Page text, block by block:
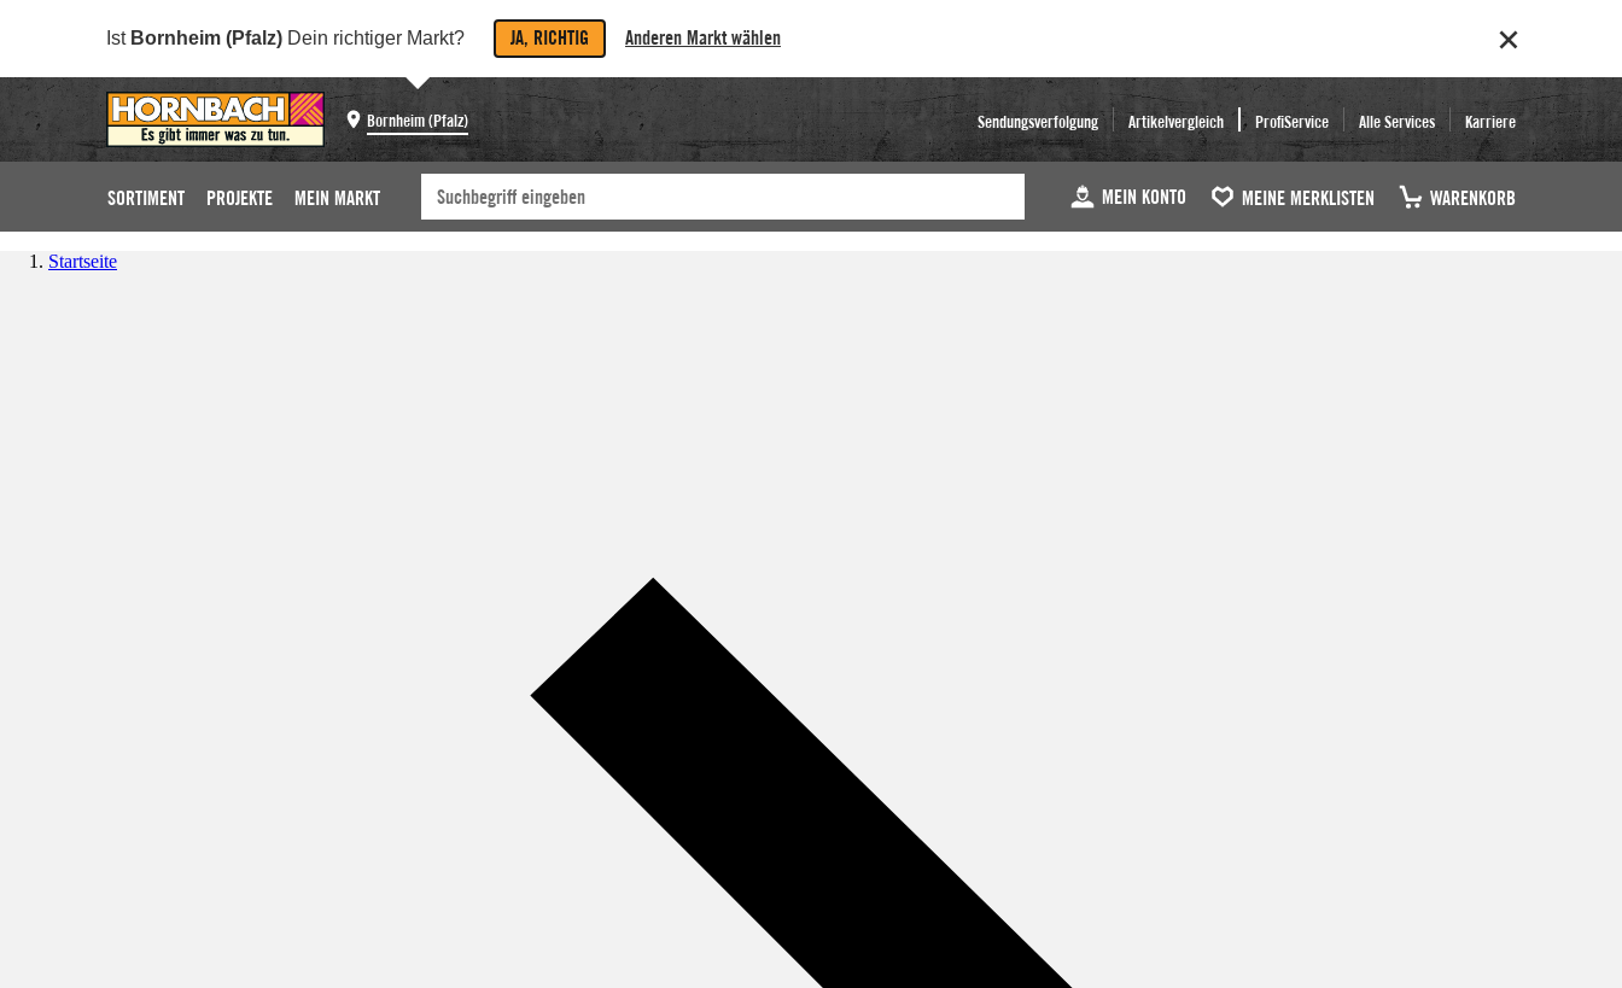
Ist Bornheim (Pfalz) Dein richtiger Markt? JA, RICHTIG Anderen Markt wählen
Bornheim (Pfalz) Sendungsverfolgung Artikelvergleich ProfiService Alle Services Karriere
SORTIMENT PROJEKTE MEIN MARKT MEIN KONTO MEINE MERKLISTEN WARENKORB
Startseite